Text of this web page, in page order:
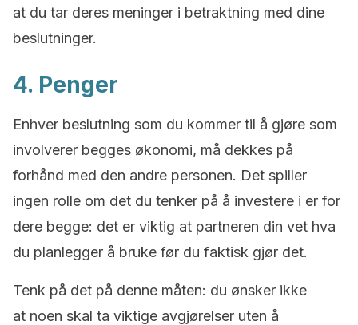
at du tar deres meninger i betraktning med dine
beslutninger.
4. Penger
Enhver beslutning som du kommer til å gjøre som
involverer begges økonomi, må dekkes på
forhånd med den andre personen. Det spiller
ingen rolle om det du tenker på å investere i er for
dere begge: det er viktig at partneren din vet hva
du planlegger å bruke før du faktisk gjør det.
Tenk på det på denne måten: du ønsker ikke
at noen skal ta viktige avgjørelser uten å